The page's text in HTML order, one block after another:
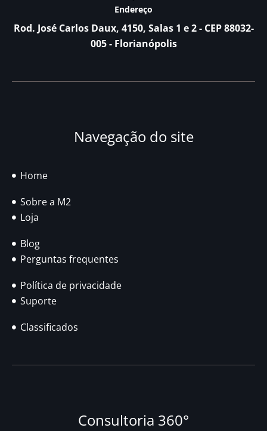
Endereço
Rod. José Carlos Daux, 4150, Salas 1 e 2 - CEP 88032-
005 - Florianópolis
Navegação do site
Home
Sobre a M2
Loja
Blog
Perguntas frequentes
Política de privacidade
Suporte
Classificados
Consultoria 360°